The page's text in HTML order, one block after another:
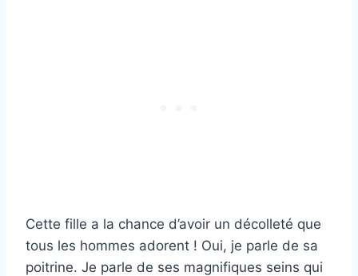
Cette fille a la chance d’avoir un décolleté que
tous les hommes adorent ! Oui, je parle de sa
poitrine. Je parle de ses magnifiques seins qui